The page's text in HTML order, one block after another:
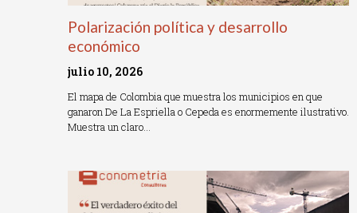
Polarización política y desarrollo
económico
julio 10, 2026
El mapa de Colombia que muestra los municipios en que
ganaron De La Espriella o Cepeda es enormemente ilustrativo.
Muestra un claro…